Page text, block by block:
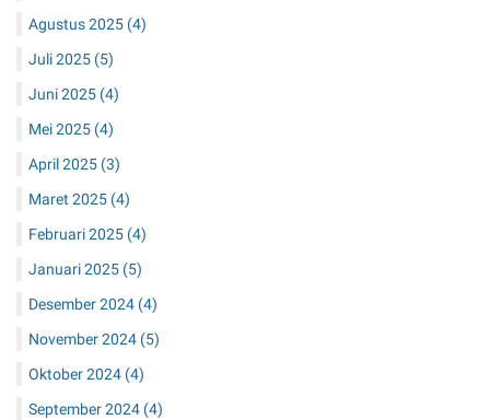
Agustus 2025 (4)
Juli 2025 (5)
Juni 2025 (4)
Mei 2025 (4)
April 2025 (3)
Maret 2025 (4)
Februari 2025 (4)
Januari 2025 (5)
Desember 2024 (4)
November 2024 (5)
Oktober 2024 (4)
September 2024 (4)